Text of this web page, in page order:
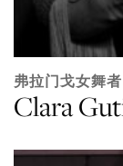
弗拉门戈女舞者
Clara